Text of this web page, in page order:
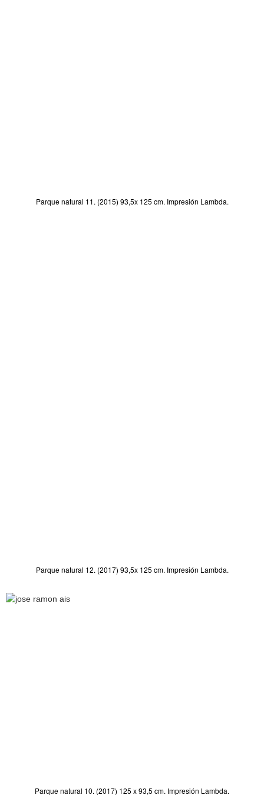
Parque natural 11. (2015) 93,5x 125 cm. Impresión Lambda.
Parque natural 12. (2017) 93,5x 125 cm. Impresión Lambda.
Parque natural 10. (2017) 125 x 93,5 cm. Impresión Lambda.